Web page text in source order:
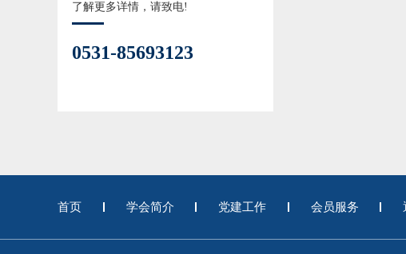
了解更多详情，请致电!
0531-85693123
首页 学会简介 党建工作 会员服务